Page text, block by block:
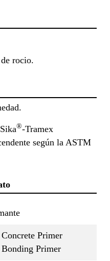
rocio.
®-Tramex
según la ASTM
Concrete Primer
Bonding Primer